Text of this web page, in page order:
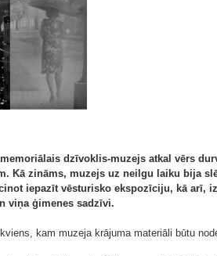
dzīvoklis-muzejs atkal vērs
Kā zināms, muzejs uz neilgu laiku bija
iepazīt vēsturisko ekspozīciju, kā arī,
viņa ģimenes sadzīvi.
kam muzeja krājuma materiāli būtu